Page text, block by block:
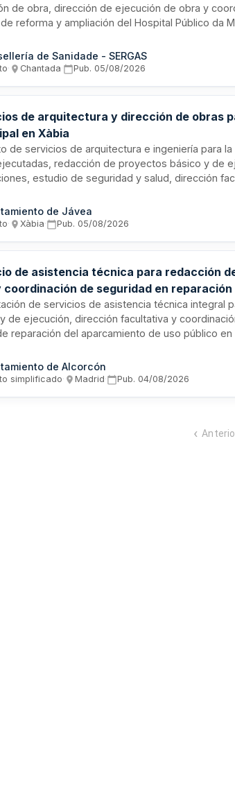
de obra, dirección de ejecución de obra y
reforma y ampliación del Hospital Público da
necesarios para las fases 2 y 3 del
sanitarias, garantizando la correcta
de Sanidade - SERGAS
· Chantada· Pub. 05/08/2026
de arquitectura y dirección de obras
en Xàbia
de servicios de arquitectura e ingeniería para
redacción de proyectos básico y de
estudio de seguridad y salud, dirección
municipal. La Junta de Gobierno Local del
profesionales mediante procedimiento abierto
de Jávea
· Xàbia· Pub. 05/08/2026
de asistencia técnica para redacción
coordinación de seguridad en
de servicios de asistencia técnica integral
de ejecución, dirección facultativa y
reparación del aparcamiento de uso público
técnicas hasta la elaboración completa del
de requerimientos judiciales.
de Alcorcón
simplificado· Madrid· Pub. 04/08/2026